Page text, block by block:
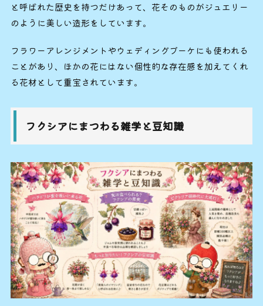
と呼ばれた歴史を持つだけあって、花そのものがジュエリー
のように美しい造形をしています。
フラワーアレンジメントやウェディングブーケにも使われる
ことがあり、ほかの花にはない個性的な存在感を加えてくれ
る花材として重宝されています。
フクシアにまつわる雑学と豆知識